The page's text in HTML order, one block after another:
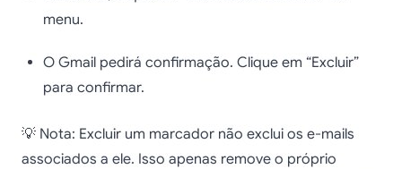
menu.
O Gmail pedirá confirmação. Clique em “Excluir”
para confirmar.
💡 Nota: Excluir um marcador não exclui os e-mails
associados a ele. Isso apenas remove o próprio